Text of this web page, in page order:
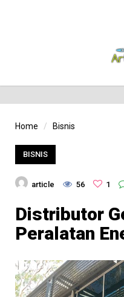
Home Bisnis
BISNIS
article 56 1
Distributor
Peralatan